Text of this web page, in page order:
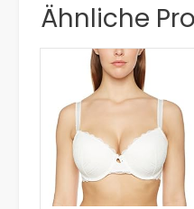
Ähnliche